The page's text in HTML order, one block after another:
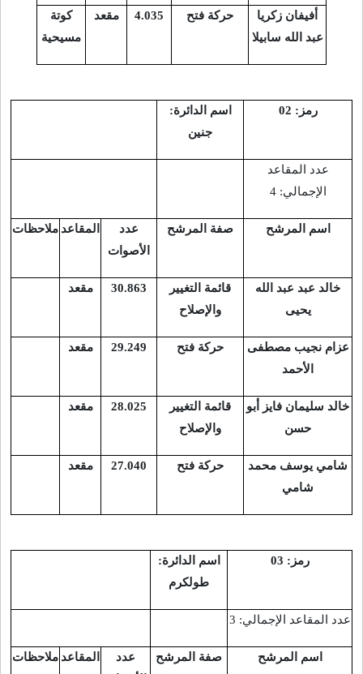
أفيفان زكريا
عبد الله سابيلا
حركة فتح 4.035 مقعد
كوتة
مسيحية
رمز: 02
اسم الدائرة:
جنين
عدد المقاعد
الإجمالي: 4
اسم المرشح صفة المرشح
عدد
الأصوات
المقاعد ملاحظات
خالد عبد عبد الله
يحيى
قائمة التغيير
والإصلاح
30.863 مقعد
عزام نجيب مصطفى
الأحمد
حركة فتح 29.249 مقعد
خالد سليمان فايز أبو
حسن
قائمة التغيير
والإصلاح
28.025 مقعد
شامي يوسف محمد
شامي
حركة فتح 27.040 مقعد
رمز: 03
اسم الدائرة:
طولكرم
عدد المقاعد الإجمالي: 3
اسم المرشح صفة المرشح
عدد
المقاعد ملاحظات